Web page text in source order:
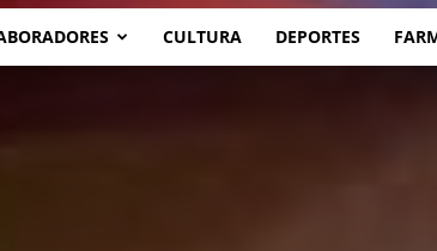
CULTURA DEPORTES